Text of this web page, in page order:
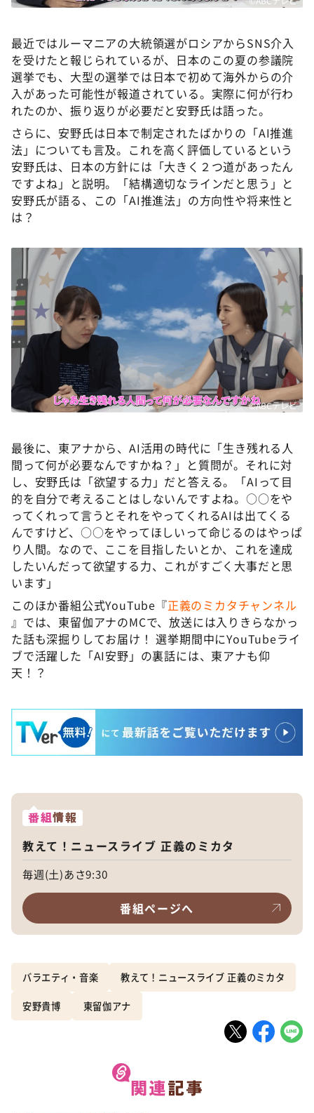
最近ではルーマニアの大統領選がロシアからSNS介入
を受けたと報じられているが、日本のこの夏の参議院
選挙でも、大型の選挙では日本で初めて海外からの介
入があった可能性が報道されている。実際に何が行わ
れたのか、振り返りが必要だと安野氏は語った。
さらに、安野氏は日本で制定されたばかりの「AI推進
法」についても言及。これを高く評価しているという
安野氏は、日本の方針には「大きく２つ道があったん
ですよね」と説明。「結構適切なラインだと思う」と
安野氏が語る、この「AI推進法」の方向性や将来性と
は？
©ABCテレビ
最後に、東アナから、AI活用の時代に「生き残れる人
間って何が必要なんですかね？」と質問が。それに対
し、安野氏は「欲望する力」だと答える。「AIって目
的を自分で考えることはしないんですよね。○○をや
ってくれって言うとそれをやってくれるAIは出てくる
んですけど、○○をやってほしいって命じるのはやっぱ
り人間。なので、ここを目指したいとか、これを達成
したいんだって欲望する力、これがすごく大事だと思
います」
このほか番組公式YouTube『正義のミカタチャンネル
』では、東留伽アナのMCで、放送には入りきらなかっ
た話も深掘りしてお届け！ 選挙期間中にYouTubeライ
ブで活躍した「AI安野」の裏話には、東アナも仰
天！？
番組情報
教えて！ニュースライブ 正義のミカタ
毎週(土)あさ9:30
番組ページへ
バラエティ・音楽 教えて！ニュースライブ 正義のミカタ
安野貴博 東留伽アナ